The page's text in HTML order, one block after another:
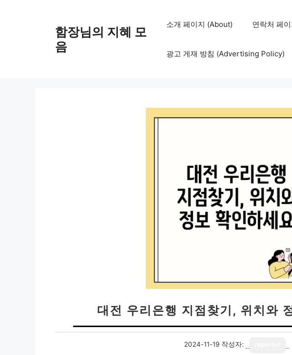
함장님의 지혜 모
음
소개 페이지 (About) 연락처 페
광고 게재 방침 (Advertising Policy)
대전 우리은행 지점찾기, 위치와
2024-11-19 작성자: